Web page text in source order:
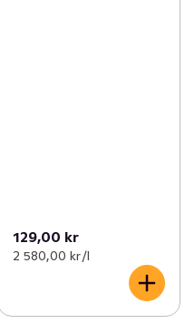
129,00 kr
2 580,00 kr /l